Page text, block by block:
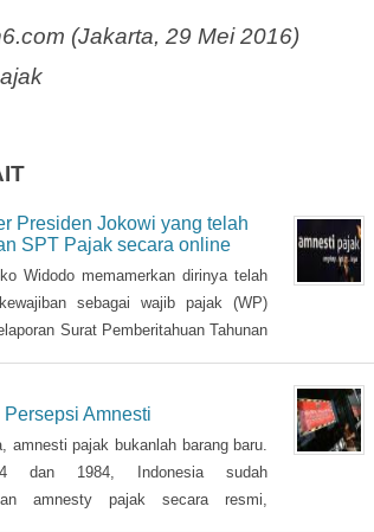
(Jakarta, 29 Mei 2016)
Presiden Jokowi yang telah
SPT Pajak secara online
Widodo memamerkan dirinya telah
sebagai wajib pajak (WP)
Surat Pemberitahuan Tahunan
Amnesti
amnesti pajak bukanlah barang baru.
dan 1984, Indonesia sudah
amnesty pajak secara resmi,